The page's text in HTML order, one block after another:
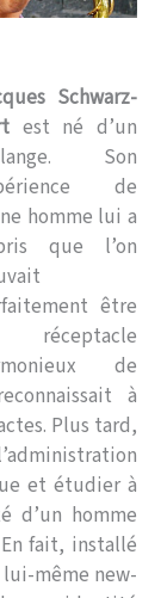
Schwarz-
est né d’un
Son
de
homme lui a
que l’on
être
de
à
Plus tard,
et étudier à
d’un homme
fait, installé
même new-